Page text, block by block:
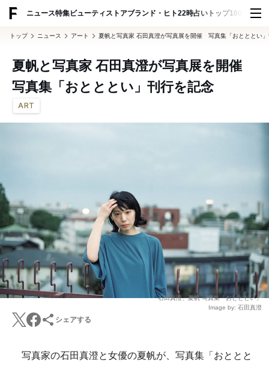
ニュース特集ビューティ ストアブランド・ヒト22時占い トップ100 スナッ
トップ ニュース アート 夏帆と写真家 石田真澄が写真展を開催 写真集「おとととい
夏帆と写真家 石田真澄が写真展を開催
写真集「おとととい」刊行を記念
ART
石田真澄、夏帆 写真集「おとととい」
Image by: 石田真澄
シェアする
写真家の石田真澄と女優の夏帆が、写真集「おととと